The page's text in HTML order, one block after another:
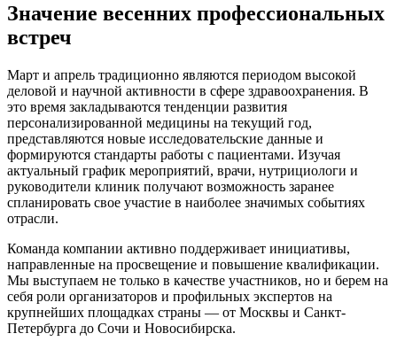
Значение весенних профессиональных
встреч
Март и апрель традиционно являются периодом высокой
деловой и научной активности в сфере здравоохранения. В
это время закладываются тенденции развития
персонализированной медицины на текущий год,
представляются новые исследовательские данные и
формируются стандарты работы с пациентами. Изучая
актуальный график мероприятий, врачи, нутрициологи и
руководители клиник получают возможность заранее
спланировать свое участие в наиболее значимых событиях
отрасли.
Команда компании активно поддерживает инициативы,
направленные на просвещение и повышение квалификации.
Мы выступаем не только в качестве участников, но и берем на
себя роли организаторов и профильных экспертов на
крупнейших площадках страны — от Москвы и Санкт-
Петербурга до Сочи и Новосибирска.